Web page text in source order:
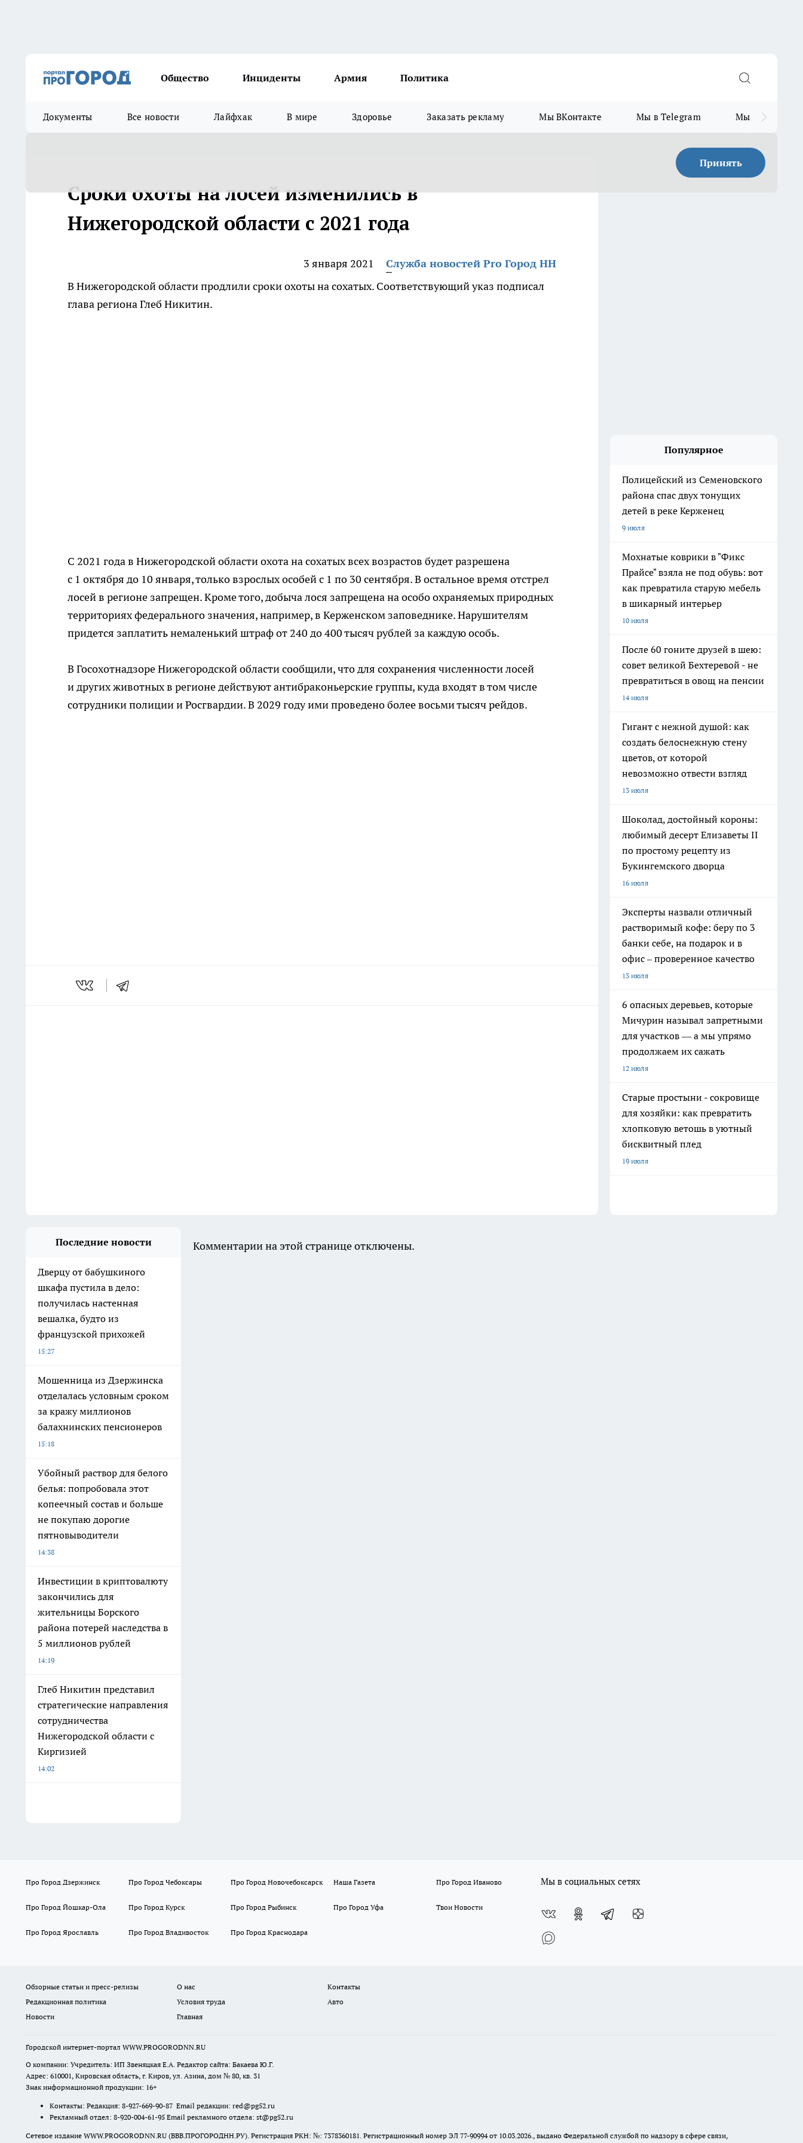
Общество Инциденты Армия Политика
Документы Все новости Лайфхак В мире Здоровье Заказать рекламу Мы ВКонтакте Мы в Telegram Мы в MAX
Принять
Сроки охоты на лосей изменились в
Нижегородской области с 2021 года
3 января 2021
Служба новостей Pro Город НН
В Нижегородской области продлили сроки охоты на сохатых. Соответствующий указ подписал
глава региона Глеб Никитин.
С 2021 года в Нижегородской области охота на сохатых всех возрастов будет разрешена
с 1 октября до 10 января, только взрослых особей с 1 по 30 сентября. В остальное время отстрел
лосей в регионе запрещен. Кроме того, добыча лося запрещена на особо охраняемых природных
территориях федерального значения, например, в Керженском заповеднике. Нарушителям
придется заплатить немаленький штраф от 240 до 400 тысяч рублей за каждую особь.
В Госохотнадзоре Нижегородской области сообщили, что для сохранения численности лосей
и других животных в регионе действуют антибраконьерские группы, куда входят в том числе
сотрудники полиции и Росгвардии. В 2029 году ими проведено более восьми тысяч рейдов.
Популярное
Полицейский из Семеновского
района спас двух тонущих
детей в реке Керженец
9 июля
Мохнатые коврики в "Фикс
Прайсе" взяла не под обувь: вот
как превратила старую мебель
в шикарный интерьер
10 июля
После 60 гоните друзей в шею:
совет великой Бехтеревой - не
превратиться в овощ на пенсии
14 июля
Гигант с нежной душой: как
создать белоснежную стену
цветов, от которой
невозможно отвести взгляд
13 июля
Шоколад, достойный короны:
любимый десерт Елизаветы II
по простому рецепту из
Букингемского дворца
16 июля
Эксперты назвали отличный
растворимый кофе: беру по 3
банки себе, на подарок и в
офис – проверенное качество
13 июля
6 опасных деревьев, которые
Мичурин называл запретными
для участков — а мы упрямо
продолжаем их сажать
12 июля
Старые простыни - сокровище
для хозяйки: как превратить
хлопковую ветошь в уютный
бисквитный плед
19 июля
Последние новости
Дверцу от бабушкиного
шкафа пустила в дело:
получилась настенная
вешалка, будто из
французской прихожей
15:27
Мошенница из Дзержинска
отделалась условным сроком
за кражу миллионов
балахнинских пенсионеров
15:18
Убойный раствор для белого
белья: попробовала этот
копеечный состав и больше
не покупаю дорогие
пятновыводители
14:38
Инвестиции в криптовалюту
закончились для
жительницы Борского
района потерей наследства в
5 миллионов рублей
14:19
Глеб Никитин представил
стратегические направления
сотрудничества
Нижегородской области с
Киргизией
14:02
Комментарии на этой странице отключены.
Про Город Дзержинск Про Город Чебоксары Про Город Новочебоксарск Наша Газета Про Город Иваново
Про Город Йошкар-Ола Про Город Курск Про Город Рыбинск Про Город Уфа Твои Новости
Про Город Ярославль Про Город Владивосток Про Город Краснодара
Мы в социальных сетях
Обзорные статьи и пресс-релизы О нас
Контакты
Редакционная политика
Условия труда
Авто
Новости
Главная
Городской интернет-портал WWW.PROGORODNN.RU
О компании: Учредитель: ИП Звеняцкая Е.А. Редактор сайта: Бакаева Ю.Г.
Адрес: 610001, Кировская область, г. Киров, ул. Азина, дом № 80, кв. 31
Знак информационной продукции: 16+
Контакты: Редакция: 8-927-669-90-87 Email редакции: red@pg52.ru
Рекламный отдел: 8-920-004-61-95 Email рекламного отдела: st@pg52.ru
Сетевое издание WWW.PROGORODNN.RU (ВВВ.ПРОГОРОДНН.РУ). Регистрация РКН: №: 7378360181. Регистрационный номер ЭЛ 77-90994 от 10.03.2026., выдано Федеральной службой по надзору в сфере связи,